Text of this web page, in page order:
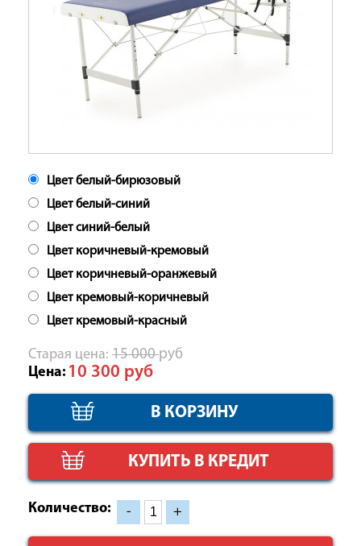
Цвет белый-бирюзовый
Цвет белый-синий
Цвет синий-белый
Цвет коричневый-кремовый
Цвет коричневый-оранжевый
Цвет кремовый-коричневый
Цвет кремовый-красный
Cтарая цена: 15 000руб
Цена: 10 300 руб
КУПИТЬ В КРЕДИТ
Количество: - +